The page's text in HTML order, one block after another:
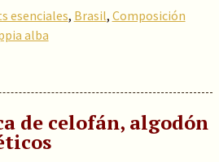
esenciales, Brasil, Composición
alba
de celofán, algodón